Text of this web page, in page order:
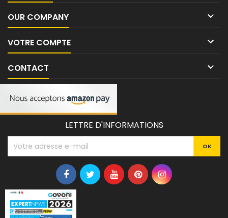
OUR COMPANY 
VOTRE COMPTE 
CONTACT 
LETTRE D'INFORMATIONS